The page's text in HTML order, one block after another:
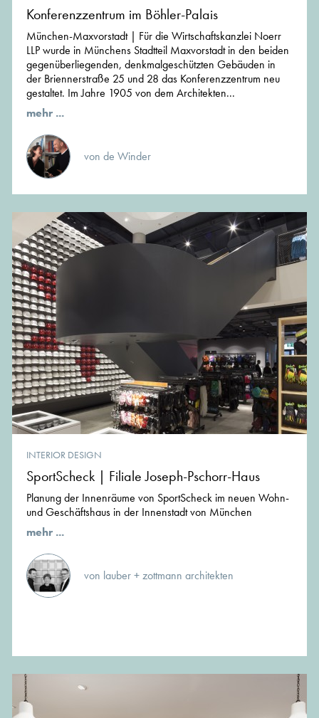
Konferenzzentrum im Böhler-Palais
München-Maxvorstadt | Für die Wirtschaftskanzlei Noerr
LLP wurde in Münchens Stadtteil Maxvorstadt in den beiden
gegenüberliegenden, denkmalgeschützten Gebäuden in
der Briennerstraße 25 und 28 das Konferenzzentrum neu
gestaltet. Im Jahre 1905 von dem Architekten...
mehr ...
von de Winder
INTERIOR DESIGN
SportScheck | Filiale Joseph-Pschorr-Haus
Planung der Innenräume von SportScheck im neuen Wohn-
und Geschäftshaus in der Innenstadt von München
mehr ...
von lauber + zottmann architekten